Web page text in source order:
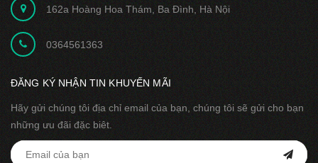
162a Hoàng Hoa Thám, Ba Đình, Hà Nội
0364561363
ĐĂNG KÝ NHẬN TIN KHUYẾN MÃI
Hãy gửi chúng tôi địa chỉ email của bạn, chúng tôi sẽ gửi cho bạn
những ưu đãi đặc biêt.